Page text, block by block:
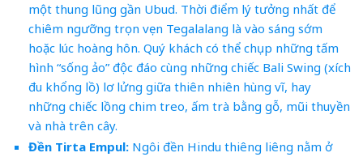
một thung lũng gần Ubud. Thời điểm lý tưởng nhất để
chiêm ngưỡng trọn vẹn Tegalalang là vào sáng sớm
hoặc lúc hoàng hôn. Quý khách có thể chụp những tấm
hình “sống ảo” độc đáo cùng những chiếc Bali Swing (xích
đu khổng lồ) lơ lửng giữa thiên nhiên hùng vĩ, hay
những chiếc lồng chim treo, ấm trà bằng gỗ, mũi thuyền
và nhà trên cây.
Đền Tirta Empul:Ngôi đền Hindu thiêng liêng nằm ở